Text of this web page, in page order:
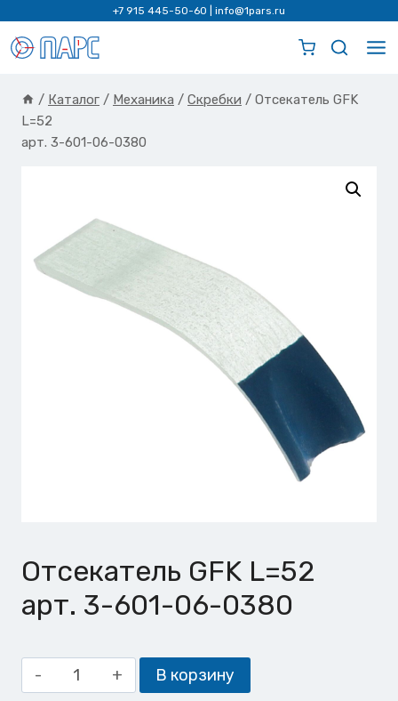
содержимому
+7 915 445-50-60 info@1pars.ru
/ Каталог / Механика / Скребки / Отсекатель GFK
L=52
арт. 3-601-06-0380
Отсекатель GFK L=52
арт. 3-601-06-0380
Количество
товара
В корзину